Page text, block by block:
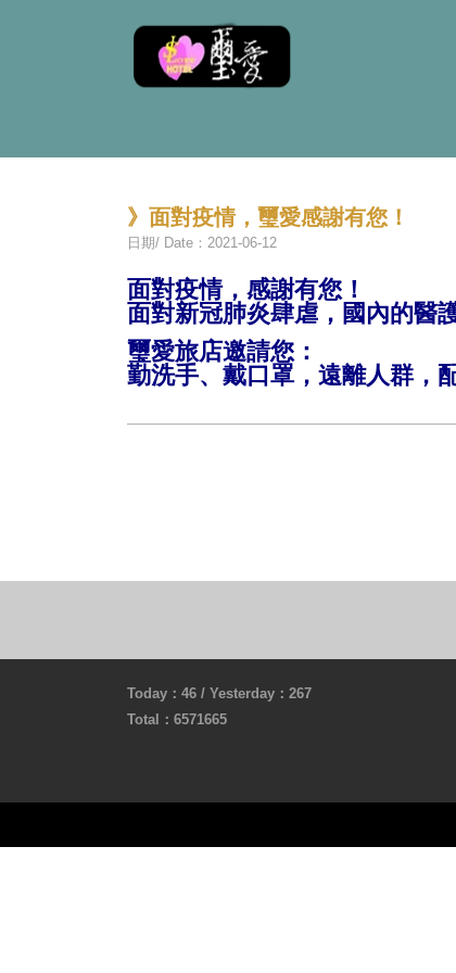
》面對疫情，璽愛感謝有您！
日期/ Date：2021-06-12
面對疫情，感謝有您！
面對新冠肺炎肆虐，國內的醫
璽愛旅店邀請您：
勤洗手、戴口罩，遠離人群，
Today：46 / Yesterday：267
Total：6571665